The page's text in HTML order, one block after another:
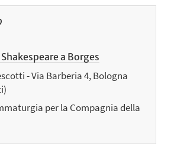
a Borges
- Via Barberia 4, Bologna
per la Compagnia della